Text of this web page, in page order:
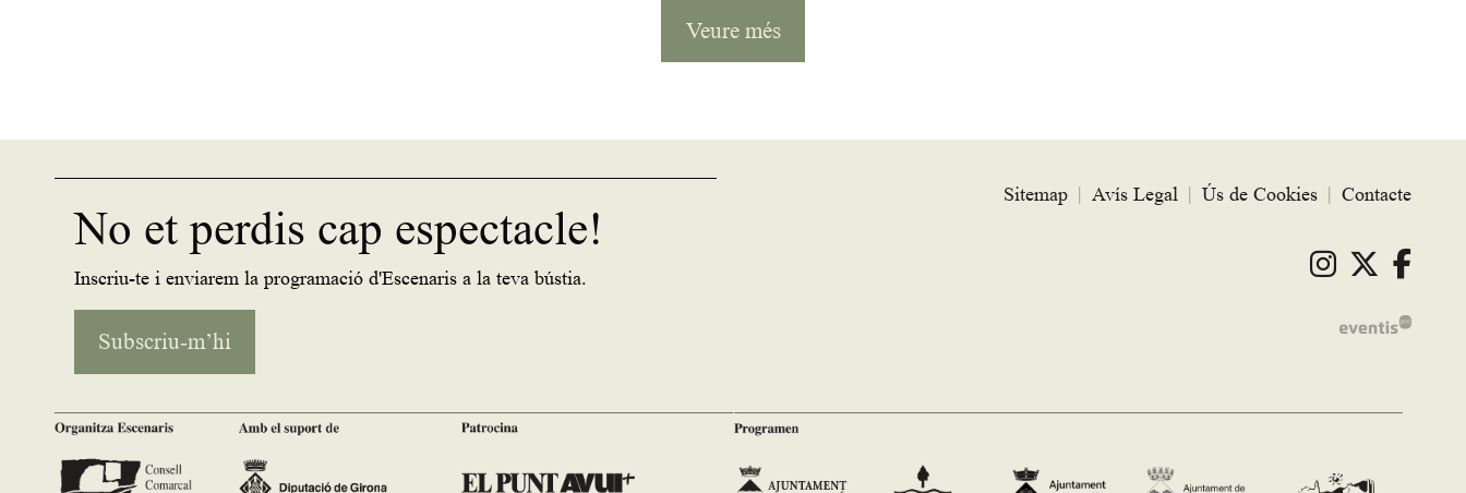
Veure més
No et perdis cap espectacle!
Inscriu-te i enviarem la programació d'Escenaris a la teva bústia.
Subscriu-m’hi
Sitemap Avís Legal Ús de Cookies Contacte
Link aLink